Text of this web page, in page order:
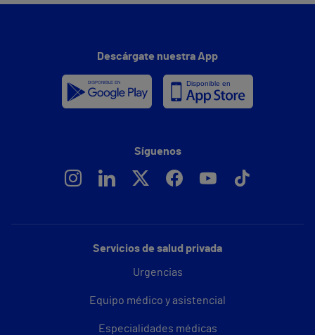
Servicios de salud privada
Urgencias
Equipo médico y asistencial
Especialidades médicas
Descárgate nuestra App
Síguenos